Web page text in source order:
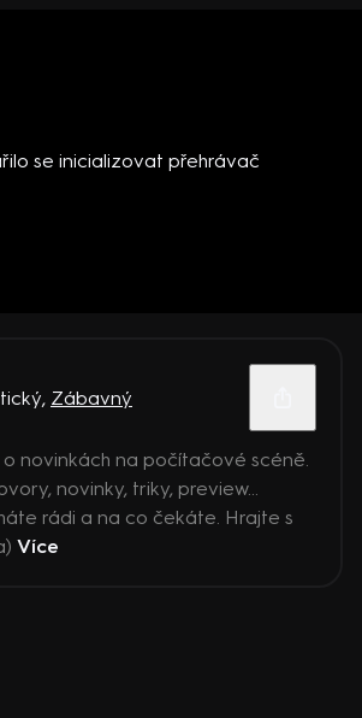
se inicializovat přehrávač
, Zábavný
novinkách na počítačové scéně.
novinky, triky, preview...
rádi a na co čekáte. Hrajte s
Více